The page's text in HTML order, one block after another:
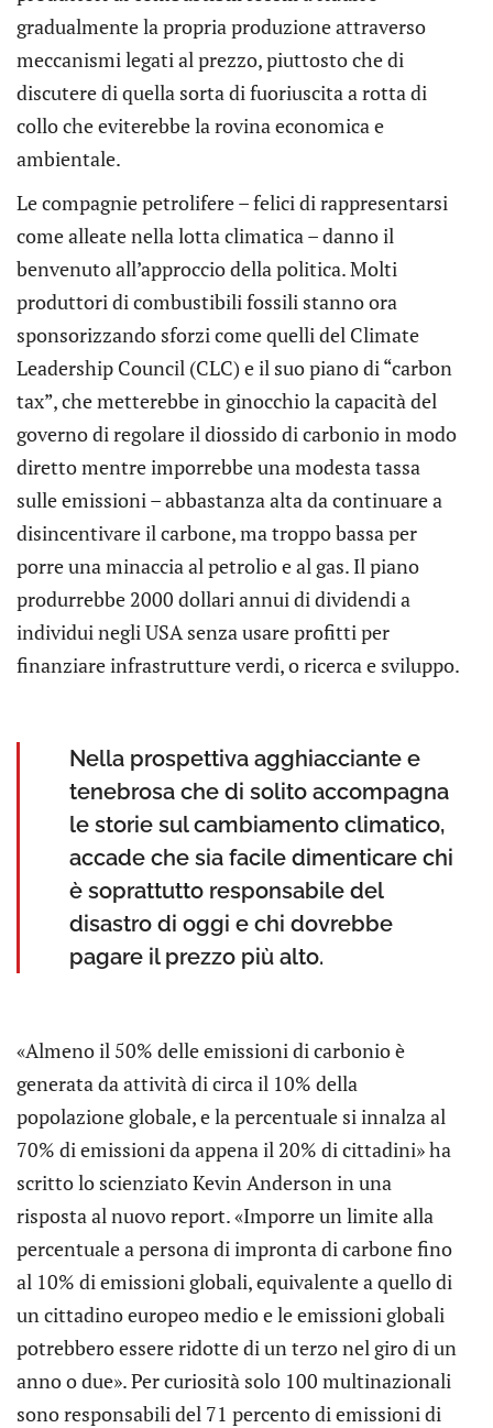
gradualmente la propria produzione attraverso
meccanismi legati al prezzo, piuttosto che di
discutere di quella sorta di fuoriuscita a rotta di
collo che eviterebbe la rovina economica e
ambientale.
Le compagnie petrolifere – felici di rappresentarsi
come alleate nella lotta climatica – danno il
benvenuto all’approccio della politica. Molti
produttori di combustibili fossili stanno ora
sponsorizzando sforzi come quelli del Climate
Leadership Council (CLC) e il suo piano di “carbon
tax”, che metterebbe in ginocchio la capacità del
governo di regolare il diossido di carbonio in modo
diretto mentre imporrebbe una modesta tassa
sulle emissioni – abbastanza alta da continuare a
disincentivare il carbone, ma troppo bassa per
porre una minaccia al petrolio e al gas. Il piano
produrrebbe 2000 dollari annui di dividendi a
individui negli USA senza usare profitti per
finanziare infrastrutture verdi, o ricerca e sviluppo.
Nella prospettiva agghiacciante e
tenebrosa che di solito accompagna
le storie sul cambiamento climatico,
accade che sia facile dimenticare chi
è soprattutto responsabile del
disastro di oggi e chi dovrebbe
pagare il prezzo più alto.
«Almeno il 50% delle emissioni di carbonio è
generata da attività di circa il 10% della
popolazione globale, e la percentuale si innalza al
70% di emissioni da appena il 20% di cittadini» ha
scritto lo scienziato Kevin Anderson in una
risposta al nuovo report. «Imporre un limite alla
percentuale a persona di impronta di carbone fino
al 10% di emissioni globali, equivalente a quello di
un cittadino europeo medio e le emissioni globali
potrebbero essere ridotte di un terzo nel giro di un
anno o due». Per curiosità solo 100 multinazionali
sono responsabili del 71 percento di emissioni di